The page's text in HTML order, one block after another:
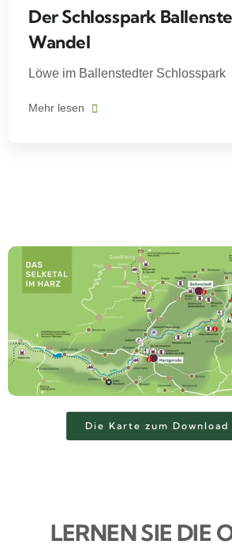
Der Schlosspark
Wandel
Löwe im Ballenstedter Schlosspark
Mehr lesen
Die Karte zum Download
LERNEN SIE DIE